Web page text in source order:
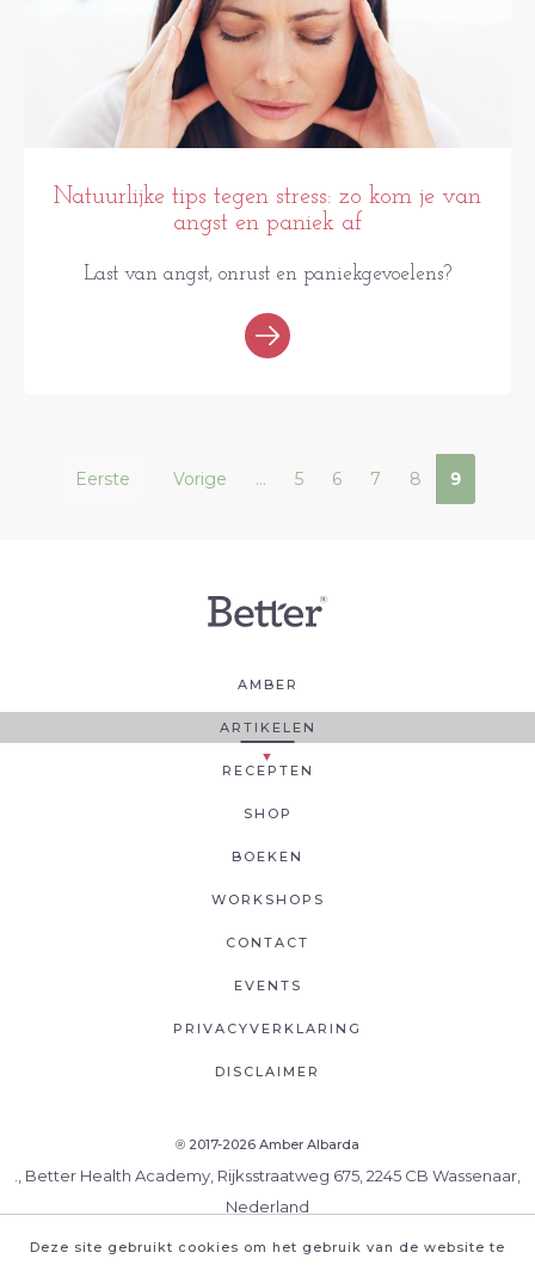
Deze site gebruikt cookies om het gebruik van de website te
Natuurlijke tips tegen stress: zo kom je van
angst en paniek af
Last van angst, onrust en paniekgevoelens?
Eerste Vorige ... 5 6 7 8 9
AMBER
ARTIKELEN
RECEPTEN
SHOP
BOEKEN
WORKSHOPS
CONTACT
EVENTS
PRIVACYVERKLARING
DISCLAIMER
® 2017-2026 Amber Albarda
., Better Health Academy, Rijksstraatweg 675, 2245 CB Wassenaar,
Nederland